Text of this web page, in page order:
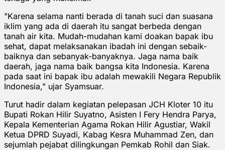
"Karena selama nanti berada di tanah suci dan suasana
iklim yang ada di daerah itu sangat berbeda dengan
tanah air kita. Mudah-mudahan kami doakan bapak ibu
sehat, dapat melaksanakan ibadah ini dengan sebaik-
baiknya dan sebanyak-banyaknya. Jaga nama baik
daerah, jaga nama baik bangsa kita Indonesia. Karena
pada saat ini bapak ibu adalah mewakili Negara Republik
Indonesia," ujar Syamsuar.
Turut hadir dalam kegiatan pelepasan JCH Kloter 10 itu
Bupati Rokan Hilir Suyatno, Asisten I Fery Hendra Parya,
Kepala Kementerian Agama Rokan Hilir Agustiar, Wakil
Ketua DPRD Suyadi, Kabag Kesra Muhammad Zen, dan
sejumlah pejabat dilingkungan Pemkab Rohil dan Siak.